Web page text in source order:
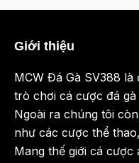
Giới thiệu
MCW Đá Gà SV388
trò chơi cá cược đá
Ngoài ra chúng tôi
như các cược thể
Mang thế giới cá